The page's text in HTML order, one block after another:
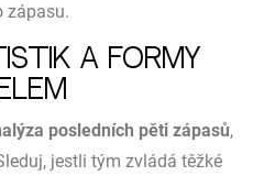
zápasu.
a formy
posledních pěti zápasů,
jestli tým zvládá těžké